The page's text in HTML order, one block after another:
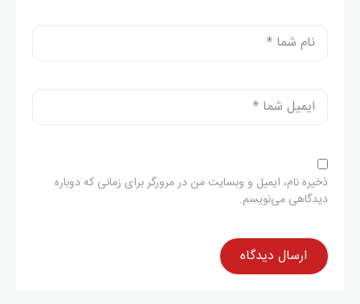
ذخیره نام، ایمیل و وبسایت من در مرورگر برای زمانی که دوباره
دیدگاهی می‌نویسم.